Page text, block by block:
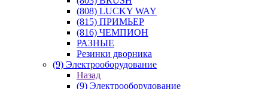
(808) LUCKY WAY
(815) ПРИМЬЕР
(816) ЧЕМПИОН
РАЗНЫЕ
Резинки дворника
(9) Электрооборудование
Назад
(9) Электрооборудование